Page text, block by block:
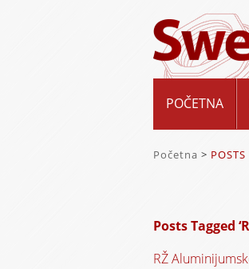
POČETNA
Početna >
Posts Tagged
RŽ